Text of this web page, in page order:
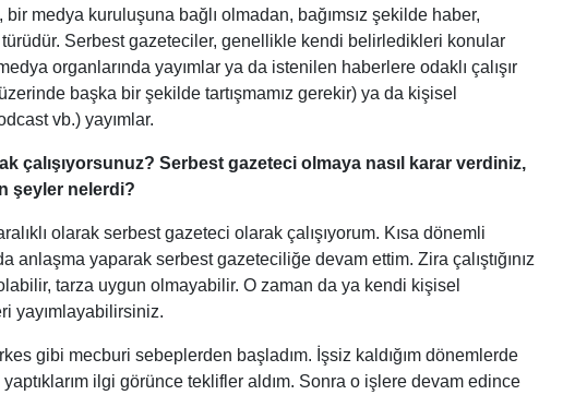
medya kuruluşuna bağlı olmadan, bağımsız şekilde haber,
Serbest gazeteciler, genellikle kendi belirledikleri konular
organlarında yayımlar ya da istenilen haberlere odaklı çalışır
başka bir şekilde tartışmamız gerekir) ya da kişisel
vb.) yayımlar.
çalışıyorsunuz? Serbest gazeteci olmaya nasıl karar verdiniz,
şeyler nelerdi?
olarak serbest gazeteci olarak çalışıyorum. Kısa dönemli
anlaşma yaparak serbest gazeteciliğe devam ettim. Zira çalıştığınız
tarza uygun olmayabilir. O zaman da ya kendi kişisel
yayımlayabilirsiniz.
gibi mecburi sebeplerden başladım. İşsiz kaldığım dönemlerde
ilgi görünce teklifler aldım. Sonra o işlere devam edince